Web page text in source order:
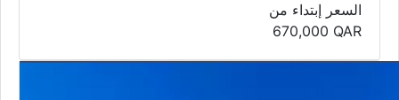
السعر إبتداء من
670,000 QAR